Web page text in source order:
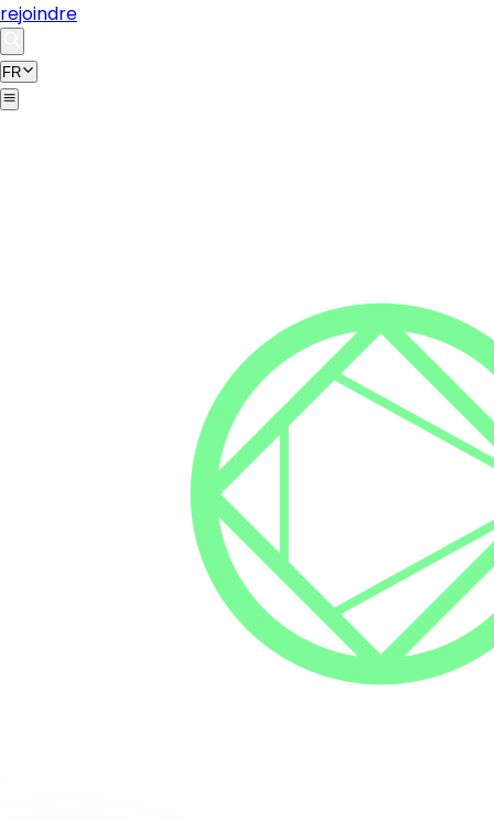
rejoindre
FR